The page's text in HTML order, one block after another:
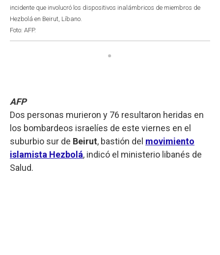
incidente que involucró los dispositivos inalámbricos de miembros de
Hezbolá en Beirut, Líbano.
Foto: AFP.
AFP
Dos personas murieron y 76 resultaron heridas en
los bombardeos israelíes de este viernes en el
suburbio sur de Beirut, bastión del movimiento
islamista Hezbolá, indicó el ministerio libanés de
Salud.